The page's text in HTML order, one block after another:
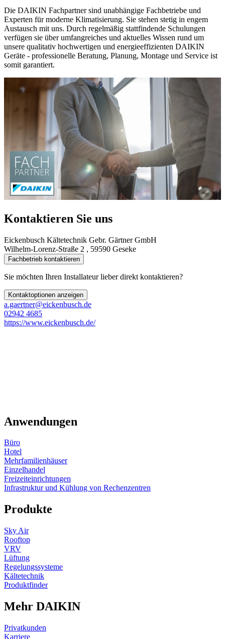
Die DAIKIN Fachpartner sind unabhängige Fachbetriebe und
Experten für moderne Klimatisierung. Sie stehen stetig in engem
Austausch mit uns. Durch regelmäßig stattfindende Schulungen
verfügen sie über umfangreiches und aktuelles Wissen rund um
unsere qualitativ hochwertigen und energieeffizienten DAIKIN
Geräte - professionelle Beratung, Planung, Montage und Service ist
somit garantiert.
Kontaktieren Sie uns
Eickenbusch Kältetechnik Gebr. Gärtner GmbH
Wilhelm-Lorenz-Straße 2 , 59590 Geseke
Fachbetrieb kontaktieren
Sie möchten Ihren Installateur lieber direkt kontaktieren?
Kontaktoptionen anzeigen
a.gaertner@eickenbusch.de
02942 4685
https://www.eickenbusch.de/
Anwendungen
Büro
Hotel
Mehrfamilienhäuser
Einzelhandel
Freizeiteinrichtungen
Infrastruktur und Kühlung von Rechenzentren
Produkte
Sky Air
Rooftop
VRV
Lüftung
Regelungssysteme
Kältetechnik
Produktfinder
Mehr DAIKIN
Privatkunden
Karriere